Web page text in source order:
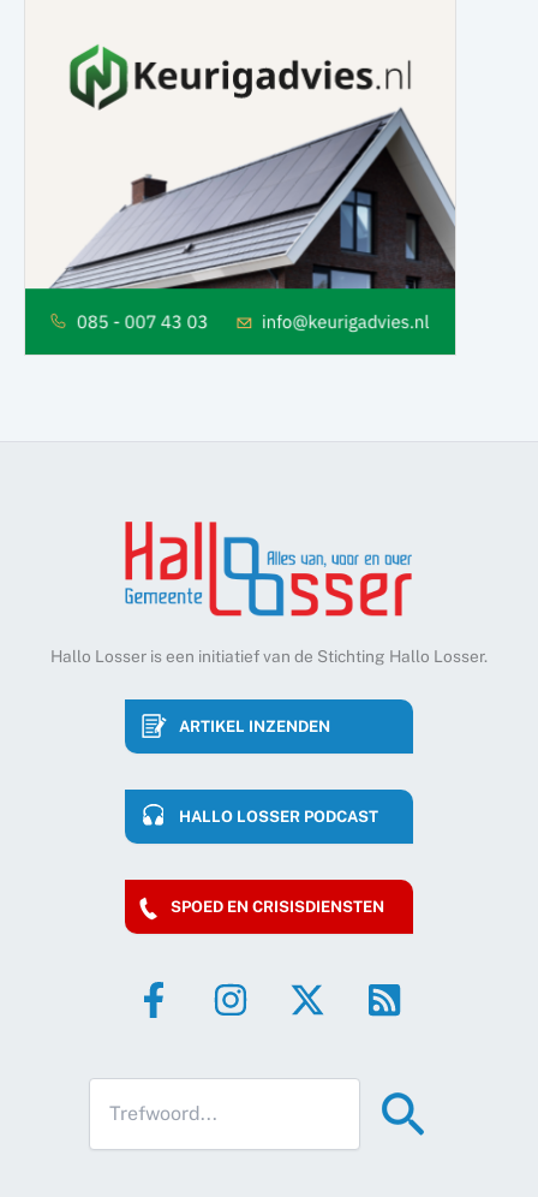
Hallo Losser is een initiatief van de Stichting Hallo Losser.
ARTIKEL INZENDEN
HALLO LOSSER PODCAST
SPOED EN CRISISDIENSTEN